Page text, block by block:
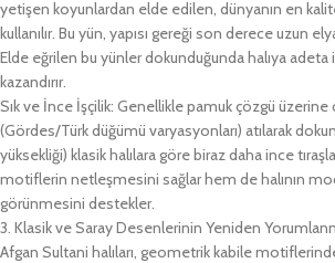
yetişen koyunlardan elde edilen, dünyanın en
kullanılır. Bu yün, yapısı gereği son derece uzun
Elde eğrilen bu yünler dokunduğunda halıya adeta
kazandırır.
Sık ve İnce İşçilik: Genellikle pamuk çözgü üzerine
(Gördes/Türk düğümü varyasyonları) atılarak
yüksekliği) klasik halılara göre biraz daha ince
motiflerin netleşmesini sağlar hem de halının
görünmesini destekler.
3. Klasik ve Saray Desenlerinin Yeniden
Afgan Sultani halıları, geometrik kabile